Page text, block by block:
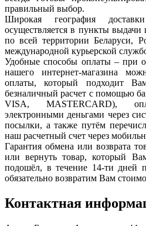
правильный выбор.
Широкая география
осуществляется в пункты
по всей территории Беларуси,
международной курьерской
Удобные способы оплаты – при
нашего интернет-магазина
оплаты, который подходит
безналичный расчет с помощью
VISA, MASTERCARD),
электронными деньгами через
посылки, а также путём
наш расчетный счет через
Гарантия обмена или возврата
или вернуть товар, который
подошёл, в течение 14-ти дней
обязательно возвратим Вам
Контактная